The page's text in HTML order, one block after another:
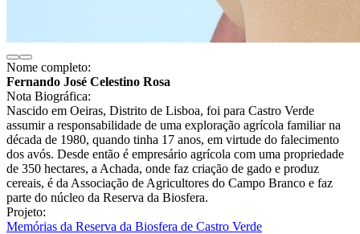
Nome completo:
Fernando José Celestino Rosa
Nota Biográfica:
Nascido em Oeiras, Distrito de Lisboa, foi para Castro Verde
assumir a responsabilidade de uma exploração agrícola familiar na
década de 1980, quando tinha 17 anos, em virtude do falecimento
dos avós. Desde então é empresário agrícola com uma propriedade
de 350 hectares, a Achada, onde faz criação de gado e produz
cereais, é da Associação de Agricultores do Campo Branco e faz
parte do núcleo da Reserva da Biosfera.
Projeto:
Memórias da Reserva da Biosfera de Castro Verde